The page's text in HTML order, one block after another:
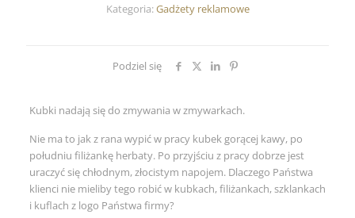
Kategoria:Gadżety reklamowe
Podziel się
Kubki nadają się do zmywania w zmywarkach.
Nie ma to jak z rana wypić w pracy kubek gorącej kawy, po
południu filiżankę herbaty. Po przyjściu z pracy dobrze jest
uraczyć się chłodnym, złocistym napojem. Dlaczego Państwa
klienci nie mieliby tego robić w kubkach, filiżankach, szklankach
i kuflach z logo Państwa firmy?